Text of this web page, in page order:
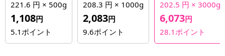
221.6 円 × 500g
1,108円
5.1 ポイント
208.3 円 × 1000g
2,083円
9.6ポイント
202.5 円 × 3000g
6,073円
28.1 ポイント